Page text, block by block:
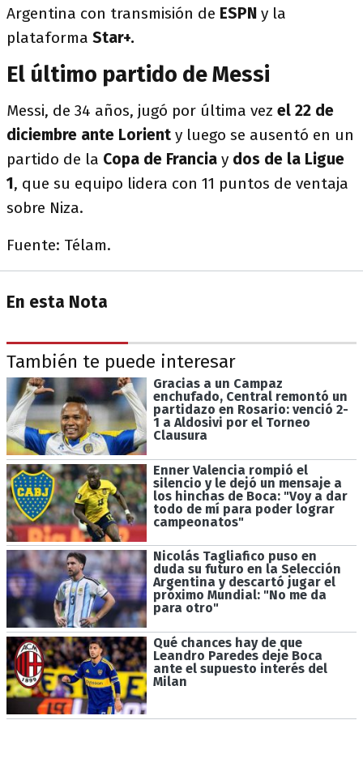
Argentina con transmisión de ESPN y la
plataforma Star+.
El último partido de Messi
Messi, de 34 años, jugó por última vez el 22 de
diciembre ante Lorient y luego se ausentó en un
partido de la Copa de Francia y dos de la Ligue
1, que su equipo lidera con 11 puntos de ventaja
sobre Niza.
Fuente: Télam.
En esta Nota
También te puede interesar
Gracias a un Campaz
enchufado, Central remontó un
partidazo en Rosario: venció 2-
1 a Aldosivi por el Torneo
Clausura
Enner Valencia rompió el
silencio y le dejó un mensaje a
los hinchas de Boca: "Voy a dar
todo de mí para poder lograr
campeonatos"
Nicolás Tagliafico puso en
duda su futuro en la Selección
Argentina y descartó jugar el
próximo Mundial: "No me da
para otro"
Qué chances hay de que
Leandro Paredes deje Boca
ante el supuesto interés del
Milan